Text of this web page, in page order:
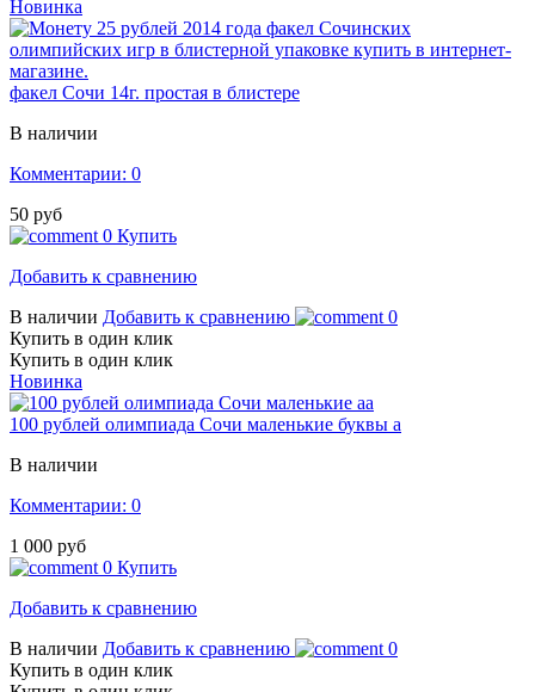
Новинка
факел Сочи 14г. простая в блистере
В наличии
Комментарии: 0
50 руб
0 Купить
Добавить к сравнению
В наличии Добавить к сравнению
0
Купить в один клик
Купить в один клик
Новинка
100 рублей олимпиада Сочи маленькие буквы а
В наличии
Комментарии: 0
1 000 руб
0 Купить
Добавить к сравнению
В наличии Добавить к сравнению
0
Купить в один клик